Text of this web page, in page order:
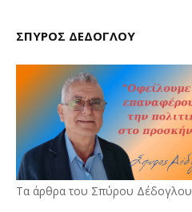
ΣΠΥΡΟΣ ΔΕΔΟΓΛΟΥ
Τα άρθρα του Σπύρου Δέδογλου